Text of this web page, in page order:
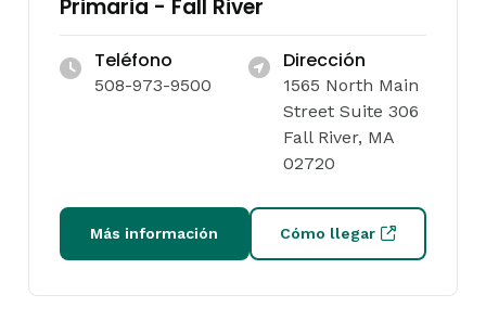
Primaria - Fall River
Teléfono
508-973-9500
Dirección
1565 North Main
Street Suite 306
Fall River, MA
02720
Más información Cómo llegar